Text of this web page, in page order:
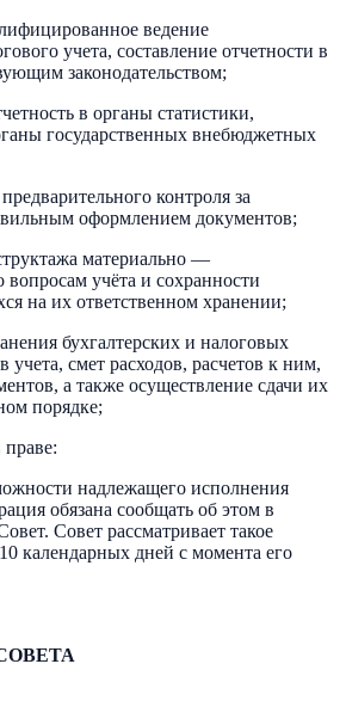
ведение
учета, составление отчетности в
законодательством;
в органы статистики,
государственных внебюджетных
контроля за
оформлением документов;
материально —
учёта и сохранности
на их ответственном хранении;
бухгалтерских и налоговых
учета, смет расходов, расчетов к ним,
а также осуществление сдачи их
порядке;
надлежащего исполнения
обязана сообщать об этом в
Совет рассматривает такое
календарных дней с момента его